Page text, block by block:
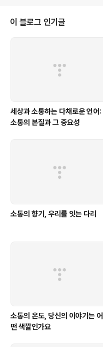
이 블로그 인기글
세상과 소통하는 다채로운 언어:
소통의 본질과 그 중요성
소통의 향기, 우리를 잇는 다리
소통의 온도, 당신의 이야기는 어
떤 색깔인가요